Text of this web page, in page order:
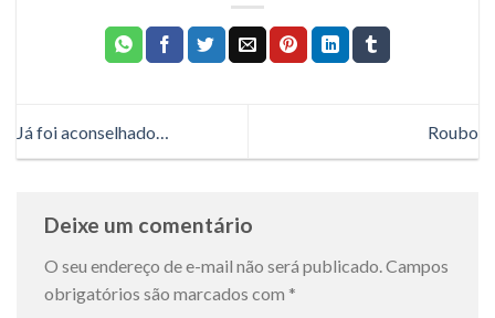
Já foi aconselhado… Roubo
Deixe um comentário
O seu endereço de e-mail não será publicado.Campos
obrigatórios são marcados com *